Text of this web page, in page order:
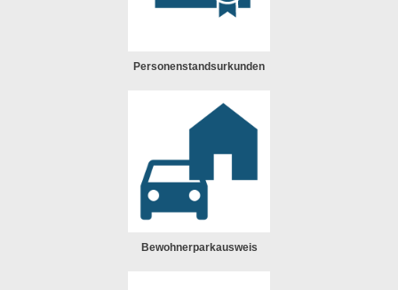
Personenstandsurkunden
Bewohnerparkausweis